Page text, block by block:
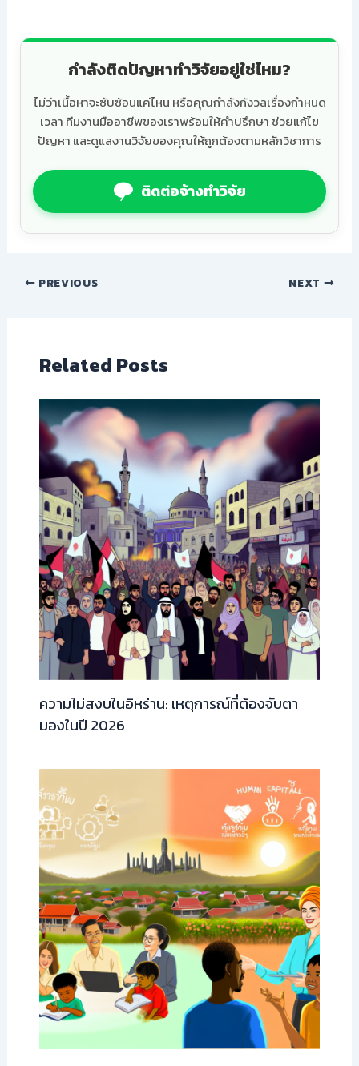
กำลังติดปัญหาทำวิจัยอยู่ใช่ไหม?
ไม่ว่าเนื้อหาจะซับซ้อนแค่ไหน หรือคุณกำลังกังวลเรื่องกำหนด
เวลา ทีมงานมืออาชีพของเราพร้อมให้คำปรึกษา ช่วยแก้ไข
ปัญหา และดูแลงานวิจัยของคุณให้ถูกต้องตามหลักวิชาการ
ติดต่อจ้างทำวิจัย
PREVIOUS NEXT
Related Posts
ความไม่สงบในอิหร่าน: เหตุการณ์ที่ต้องจับตา
มองในปี 2026